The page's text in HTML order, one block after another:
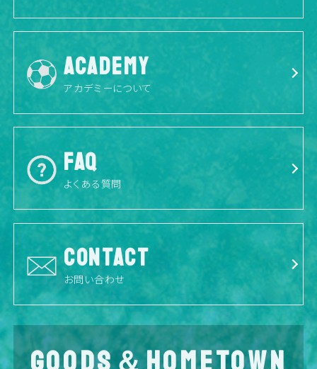
ACADEMY
アカデミーについて
FAQ
よくある質問
CONTACT
お問い合わせ